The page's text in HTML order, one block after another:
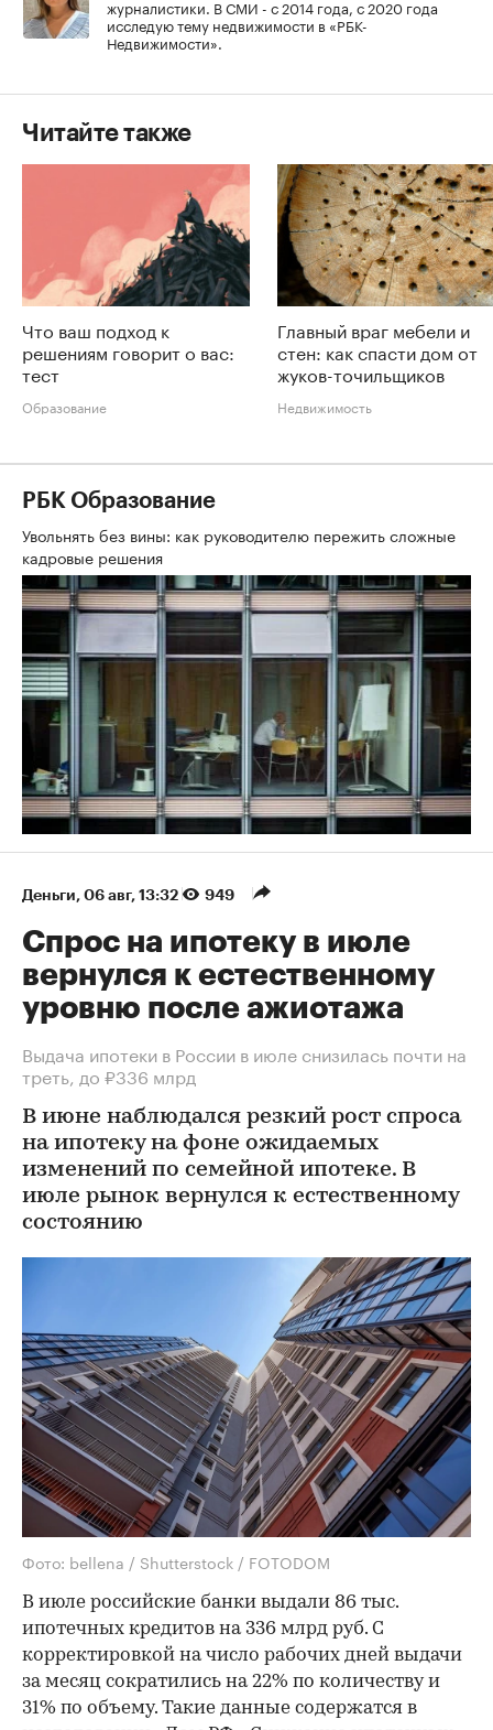
журналистики. В СМИ - с 2014 года, с 2020 года
исследую тему недвижимости в «РБК-
Недвижимости».
Читайте также
Что ваш подход к
решениям говорит о вас:
тест
Образование
Главный враг мебели и
стен: как спасти дом от
жуков-точильщиков
Недвижимость
РБК Образование
Увольнять без вины: как руководителю пережить сложные
кадровые решения
Деньги 06 авг, 13:32 949
Спрос на ипотеку в июле
вернулся к естественному
уровню после ажиотажа
Выдача ипотеки в России в июле снизилась почти на
треть, до ₽336 млрд
В июне наблюдался резкий рост спроса
на ипотеку на фоне ожидаемых
изменений по семейной ипотеке. В
июле рынок вернулся к естественному
состоянию
Фото: bellena / Shutterstock / FOTODOM
В июле российские банки выдали 86 тыс.
ипотечных кредитов на 336 млрд руб. С
корректировкой на число рабочих дней выдачи
за месяц сократились на 22% по количеству и
31% по объему. Такие данные содержатся в